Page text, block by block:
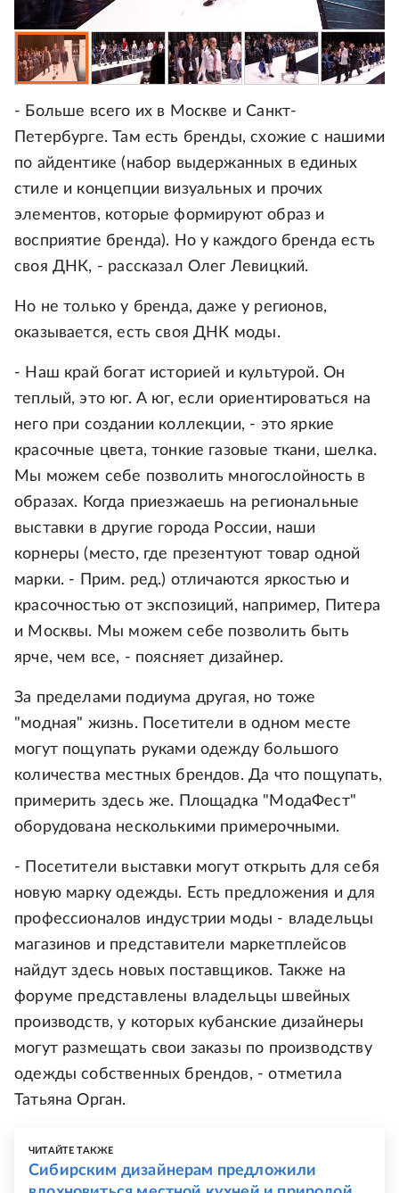
- Больше всего их в Москве и Санкт-
Петербурге. Там есть бренды, схожие с нашими
по айдентике (набор выдержанных в единых
стиле и концепции визуальных и прочих
элементов, которые формируют образ и
восприятие бренда). Но у каждого бренда есть
своя ДНК, - рассказал Олег Левицкий.
Но не только у бренда, даже у регионов,
оказывается, есть своя ДНК моды.
- Наш край богат историей и культурой. Он
теплый, это юг. А юг, если ориентироваться на
него при создании коллекции, - это яркие
красочные цвета, тонкие газовые ткани, шелка.
Мы можем себе позволить многослойность в
образах. Когда приезжаешь на региональные
выставки в другие города России, наши
корнеры (место, где презентуют товар одной
марки. - Прим. ред.) отличаются яркостью и
красочностью от экспозиций, например, Питера
и Москвы. Мы можем себе позволить быть
ярче, чем все, - поясняет дизайнер.
За пределами подиума другая, но тоже
"модная" жизнь. Посетители в одном месте
могут пощупать руками одежду большого
количества местных брендов. Да что пощупать,
примерить здесь же. Площадка "МодаФест"
оборудована несколькими примерочными.
- Посетители выставки могут открыть для себя
новую марку одежды. Есть предложения и для
профессионалов индустрии моды - владельцы
магазинов и представители маркетплейсов
найдут здесь новых поставщиков. Также на
форуме представлены владельцы швейных
производств, у которых кубанские дизайнеры
могут размещать свои заказы по производству
одежды собственных брендов, - отметила
Татьяна Орган.
ЧИТАЙТЕ ТАКЖЕ
Сибирским дизайнерам предложили